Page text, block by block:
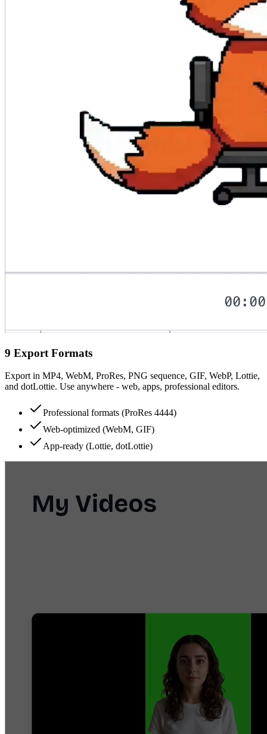
9 Export Formats
Export in MP4, WebM, ProRes, PNG sequence, GIF, WebP, Lottie,
and dotLottie. Use anywhere - web, apps, professional editors.
Professional formats (ProRes 4444)
Web-optimized (WebM, GIF)
App-ready (Lottie, dotLottie)